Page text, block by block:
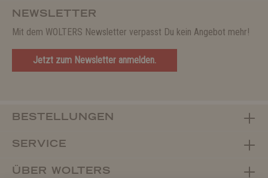
NEWSLETTER
Mit dem WOLTERS Newsletter verpasst Du kein Angebot mehr!
Jetzt zum Newsletter anmelden.
BESTELLUNGEN
SERVICE
ÜBER WOLTERS